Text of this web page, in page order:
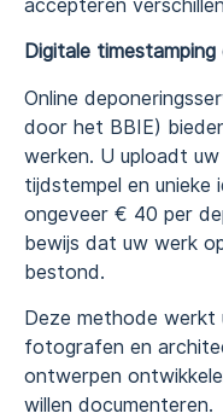
accepteren
Digitale
Online
door het BBIE)
werken. U uploadt
tijdstempel en
ongeveer € 40 per
bewijs dat uw werk
bestond.
Deze methode werkt
fotografen en
ontwerpen
willen documenteren.